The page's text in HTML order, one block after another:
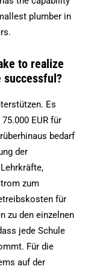
plumber in
to realize
successful?
Es
EUR für
bedarf
der
zum
für
zu den einzelnen
jede Schule
Für die
auf der